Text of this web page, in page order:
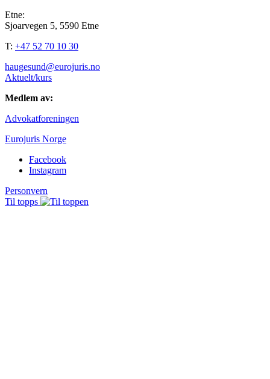
Etne:
Sjoarvegen 5, 5590 Etne
T: +47 52 70 10 30
haugesund@eurojuris.no
Aktuelt/kurs
Medlem av:
Advokatforeningen
Eurojuris Norge
Facebook
Instagram
Personvern
Til topps